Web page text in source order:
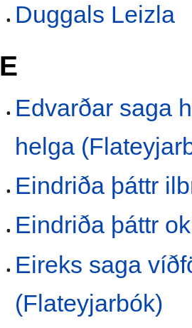
Duggals Leizla
E
Edvarðar saga
helga
Eindriða þáttr
Eindriða þáttr
Eireks saga
(Flateyjarbók)